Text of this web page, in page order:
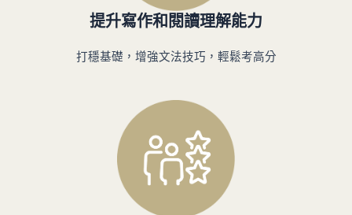
提升寫作和閱讀理解能力
打穩基礎，增強文法技巧，輕鬆考高分